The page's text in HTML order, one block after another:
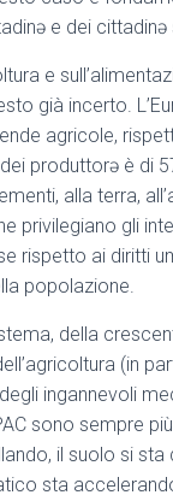
e dei
e
già incerto.
agricole,
produttorə è di
alla terra,
privilegiano gli
rispetto ai diritti
popolazione.
della
(in
ingannevoli
sono sempre
il suolo si sta
sta